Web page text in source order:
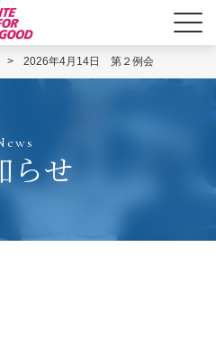
> 2026年4月14日 第２例会
News
らせ